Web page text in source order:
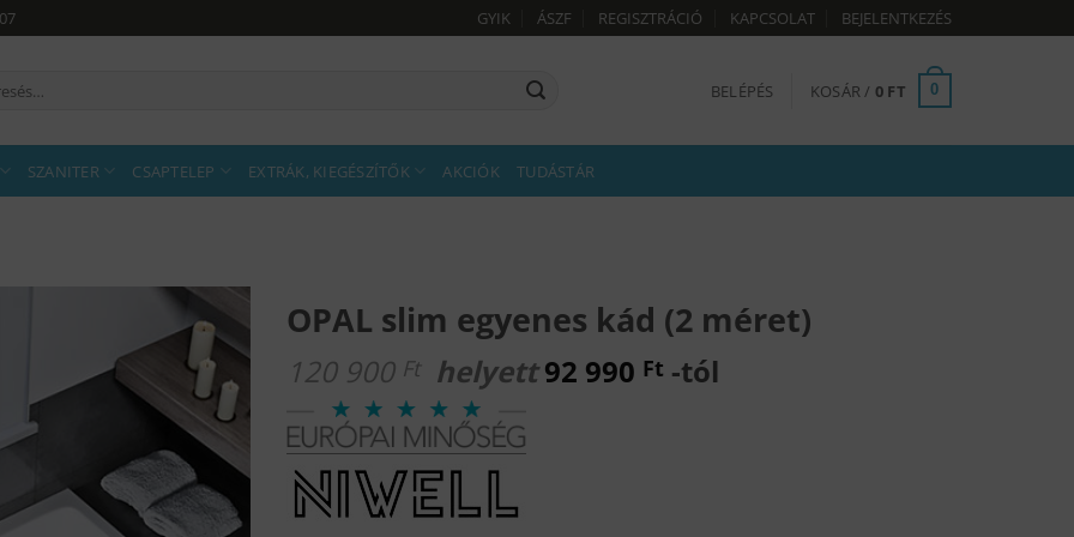
GYIK ÁSZF REGISZTRÁCIÓ KAPCSOLAT BEJELENTKEZÉS
BELÉPÉS KOSÁR / 0 FT 0
SZANITER CSAPTELEP EXTRÁK, KIEGÉSZÍTŐK AKCIÓK TUDÁSTÁR
OPAL slim egyenes kád (2 méret)
120 900 Ft helyett92 990 Ft -tól